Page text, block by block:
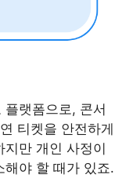
랫폼으로, 콘서
티켓을 안전하게
만 개인 사정이
해야 할 때가 있죠.